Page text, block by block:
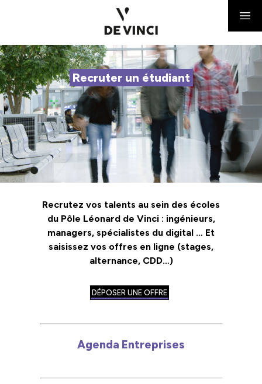
Recruter un étudiant
Recrutez vos talents au sein des écoles
du Pôle Léonard de Vinci : ingénieurs,
managers, spécialistes du digital … Et
saisissez vos offres en ligne (stages,
alternance, CDD…)
DÉPOSER UNE OFFRE
Agenda Entreprises